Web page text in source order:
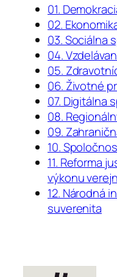
01.
02.
03. Sociálna
04.
05.
06. Životné
07. Digitálna
08.
09.
10.
11. Reforma
výkonu
12. Národná
suverenita